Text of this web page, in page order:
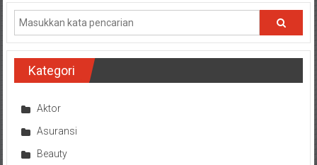
Kategori
Aktor
Asuransi
Beauty